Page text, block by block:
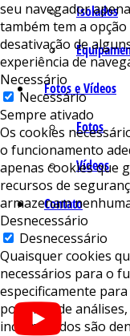
Isolados
Fotos e Vídeos
Fotos
Vídeos
Contato
seu navegador
também tem a opção
desativação de
experiência de
Necessário
Necessário
Sempre ativado
Os cookies
o funcionamento
apenas cookies que
recursos de
armazenam
Desnecessário
Desnecessário
Quaisquer cookies
necessários para o
especificamente
por meio de
incorporados são